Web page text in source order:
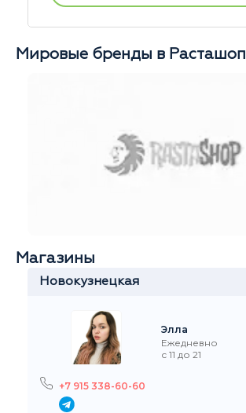
Мировые бренды в Расташоп
Китай-Город
ул.Забелина, 1
Рейтинг на Я.Маркете